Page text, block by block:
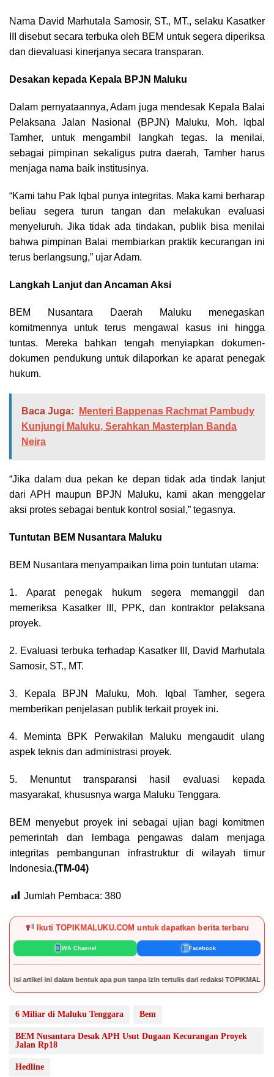
Nama David Marhutala Samosir, ST., MT., selaku Kasatker
III disebut secara terbuka oleh BEM untuk segera diperiksa
dan dievaluasi kinerjanya secara transparan.
Desakan kepada Kepala BPJN Maluku
Dalam pernyataannya, Adam juga mendesak Kepala Balai
Pelaksana Jalan Nasional (BPJN) Maluku, Moh. Iqbal
Tamher, untuk mengambil langkah tegas. Ia menilai,
sebagai pimpinan sekaligus putra daerah, Tamher harus
menjaga nama baik institusinya.
“Kami tahu Pak Iqbal punya integritas. Maka kami berharap
beliau segera turun tangan dan melakukan evaluasi
menyeluruh. Jika tidak ada tindakan, publik bisa menilai
bahwa pimpinan Balai membiarkan praktik kecurangan ini
terus berlangsung,” ujar Adam.
Langkah Lanjut dan Ancaman Aksi
BEM Nusantara Daerah Maluku menegaskan
komitmennya untuk terus mengawal kasus ini hingga
tuntas. Mereka bahkan tengah menyiapkan dokumen-
dokumen pendukung untuk dilaporkan ke aparat penegak
hukum.
Baca Juga:
Menteri Bappenas Rachmat Pambudy
Kunjungi Maluku, Serahkan Masterplan Banda
Neira
“Jika dalam dua pekan ke depan tidak ada tindak lanjut
dari APH maupun BPJN Maluku, kami akan menggelar
aksi protes sebagai bentuk kontrol sosial,” tegasnya.
Tuntutan BEM Nusantara Maluku
BEM Nusantara menyampaikan lima poin tuntutan utama:
1. Aparat penegak hukum segera memanggil dan
memeriksa Kasatker III, PPK, dan kontraktor pelaksana
proyek.
2. Evaluasi terbuka terhadap Kasatker III, David Marhutala
Samosir, ST., MT.
3. Kepala BPJN Maluku, Moh. Iqbal Tamher, segera
memberikan penjelasan publik terkait proyek ini.
4. Meminta BPK Perwakilan Maluku mengaudit ulang
aspek teknis dan administrasi proyek.
5. Menuntut transparansi hasil evaluasi kepada
masyarakat, khususnya warga Maluku Tenggara.
BEM menyebut proyek ini sebagai ujian bagi komitmen
pemerintah dan lembaga pengawas dalam menjaga
integritas pembangunan infrastruktur di wilayah timur
Indonesia.(TM-04)
Jumlah Pembaca: 380
Ikuti TOPIKMALUKU.COM untuk dapatkan berita terbaru
WA Channel Facebook
bentuk apa pun tanpa izin tertulis dari redaksi TOPIKMALUKU.COM.
6 Miliar di Maluku Tenggara Bem
BEM Nusantara Desak APH Usut Dugaan Kecurangan Proyek
Jalan Rp18
Hedline